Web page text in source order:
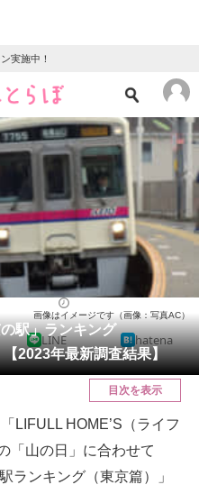
実施中！
ニュース
地域
教育・育児
リサーチ
駅」ランキング
2023年最新調査結果】
画像はイメージです（画像：写真AC）
LINE hatena
目次を表示
LIFULL HOME’S（ライフ
「山の日」に合わせて
ランキング（東京篇）」